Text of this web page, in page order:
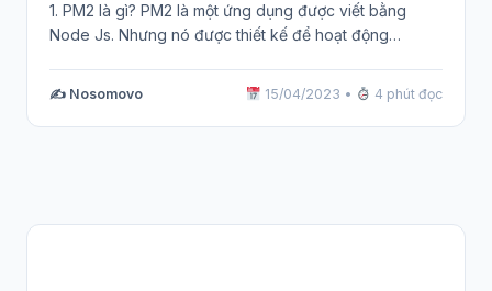
1. PM2 là gì? PM2 là một ứng dụng được viết bằng
Node Js. Nhưng nó được thiết kế để hoạt động…
✍️ Nosomovo 15/04/2023 • 4 phút đọc